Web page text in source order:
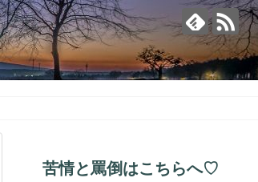
苦情と罵倒はこちらへ♡